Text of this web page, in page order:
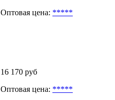
Оптовая цена: *****
16 170 руб
Оптовая цена: *****